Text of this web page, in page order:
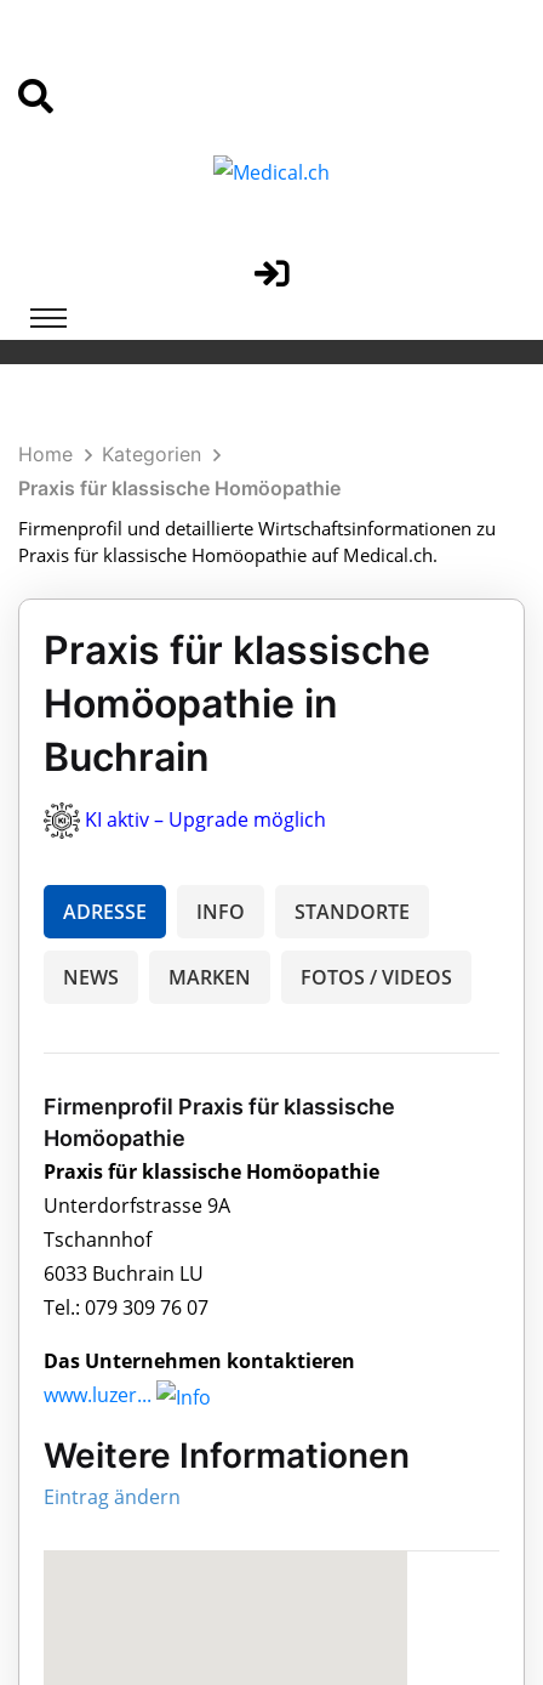
Home
Kategorien
Praxis für klassische Homöopathie
Firmenprofil und detaillierte Wirtschaftsinformationen zu
Praxis für klassische Homöopathie auf Medical.ch.
Praxis für klassische
Homöopathie in
Buchrain
KI aktiv – Upgrade möglich
ADRESSE INFO STANDORTE
NEWS MARKEN FOTOS / VIDEOS
Firmenprofil Praxis für klassische
Homöopathie
Praxis für klassische Homöopathie
Unterdorfstrasse 9A
Tschannhof
6033 Buchrain LU
Tel.: 079 309 76 07
Das Unternehmen kontaktieren
www.luzer...
Weitere Informationen
Eintrag ändern